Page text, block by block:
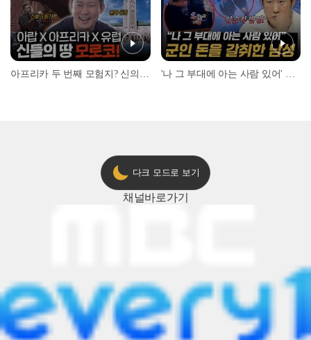
다크 모드로 보기
채널바로가기